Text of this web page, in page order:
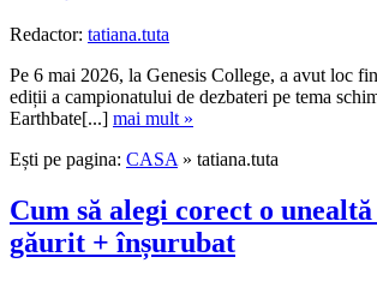
Redactor: tatiana.tuta
Pe 6 mai 2026, la Genesis College, a avut loc
ediții a campionatului de dezbateri pe tema
Earthbate[...] mai mult »
Ești pe pagina: CASA » tatiana.tuta
Cum să alegi corect o
găurit + înșurubat